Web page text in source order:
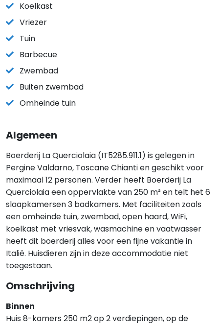
Koelkast
Vriezer
Tuin
Barbecue
Zwembad
Buiten zwembad
Omheinde tuin
Algemeen
Boerderij La Querciolaia (IT5285.911.1) is gelegen in
Pergine Valdarno, Toscane Chianti en geschikt voor
maximaal 12 personen. Verder heeft Boerderij La
Querciolaia een oppervlakte van 250 m² en telt het 6
slaapkamersen 3 badkamers. Met faciliteiten zoals
een omheinde tuin, zwembad, open haard, WiFi,
koelkast met vriesvak, wasmachine en vaatwasser
heeft dit boerderij alles voor een fijne vakantie in
Italië. Huisdieren zijn in deze accommodatie niet
toegestaan.
Omschrijving
Binnen
Huis 8-kamers 250 m2 op 2 verdiepingen, op de